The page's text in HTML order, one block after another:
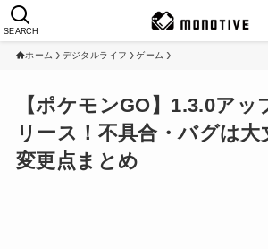
SEARCH
ホーム デジタルライフ ゲーム
【ポケモンGO】1.3.0アッ
リース！不具合・バグは大
変更点まとめ